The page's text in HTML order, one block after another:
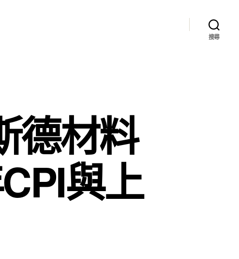
搜尋
德材料
與上